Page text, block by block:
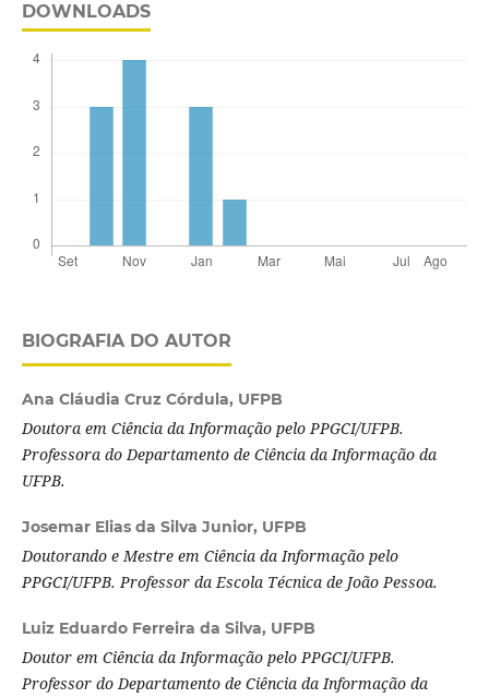
DOWNLOADS
BIOGRAFIA DO AUTOR
Ana Cláudia Cruz Córdula, UFPB
Doutora em Ciência da Informação pelo PPGCI/UFPB.
Professora do Departamento de Ciência da Informação da
UFPB.
Josemar Elias da Silva Junior, UFPB
Doutorando e Mestre em Ciência da Informação pelo
PPGCI/UFPB. Professor da Escola Técnica de João Pessoa.
Luiz Eduardo Ferreira da Silva, UFPB
Doutor em Ciência da Informação pelo PPGCI/UFPB.
Professor do Departamento de Ciência da Informação da